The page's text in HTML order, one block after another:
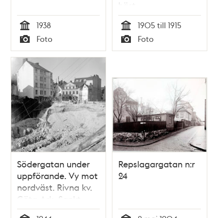
Tid
1938
Typ
Foto
häst
Tid
1905 till 1915
Typ
Foto
Södergatan under
uppförande. Vy mot
nordväst. Rivna kv.
Göta Ark, Sankt
Paulsgatan 5. T.v.
Repslagargatan n:r
24